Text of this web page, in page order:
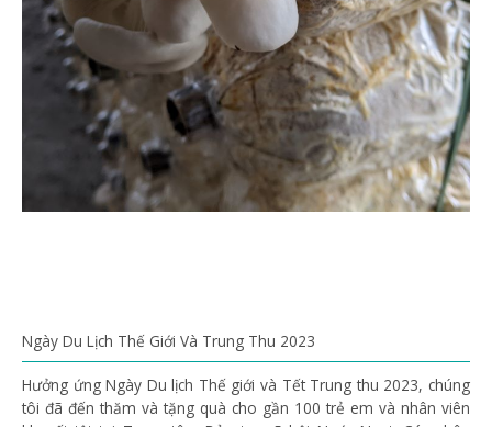
Ngày Du Lịch Thế Giới Và Trung Thu 2023
Hưởng ứng Ngày Du lịch Thế giới và Tết Trung thu 2023, chúng
tôi đã đến thăm và tặng quà cho gần 100 trẻ em và nhân viên